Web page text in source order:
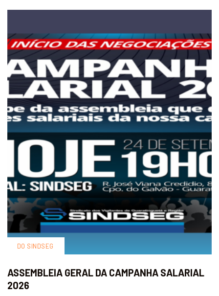
DO SINDSEG
ASSEMBLEIA GERAL DA CAMPANHA SALARIAL
2026